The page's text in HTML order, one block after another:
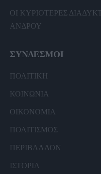
ΟΙ ΚΥΡΙΟΤΕΡΕΣ
ΑΝΔΡΟΥ
ΣΥΝΔΕΣΜΟΙ
ΠΟΛΙΤΙΚΗ
ΚΟΙΝΩΝΙΑ
ΟΙΚΟΝΟΜΙΑ
ΠΟΛΙΤΙΣΜΟΣ
ΠΕΡΙΒΑΛΛΟΝ
ΙΣΤΟΡΙΑ